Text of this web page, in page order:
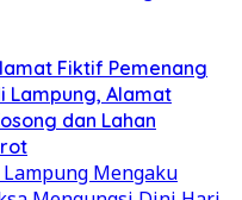
Fiktif Pemenang
Lampung, Alamat
dan Lahan